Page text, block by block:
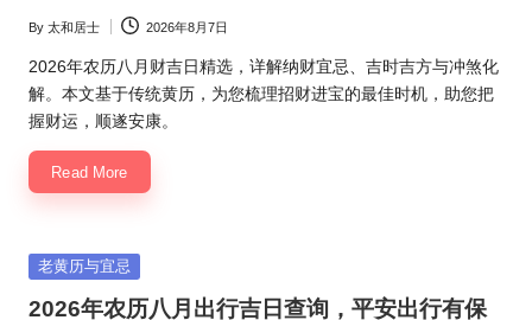
Posted
by
By 太和居士 2026年8月7日
2026年农历八月财吉日精选，详解纳财宜忌、吉时吉方与冲煞化
解。本文基于传统黄历，为您梳理招财进宝的最佳时机，助您把
握财运，顺遂安康。
Read More
Posted
老黄历与宜忌
2026年农历八月出行吉日查询，平安出行有保